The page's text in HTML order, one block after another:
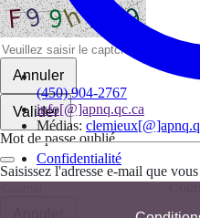
(450) 904-2767
info[@]apnq.qc.ca
Médias:
Confidentialité
Annuler
Valider
Mot de passe oublié
Saisissez l'adresse e-mail que